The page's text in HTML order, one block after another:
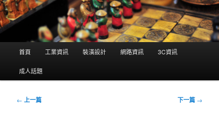
單
首頁 工業資訊 裝潢設計 網路資訊 3C資訊
成人話題
文
← 上一篇 下一篇 →